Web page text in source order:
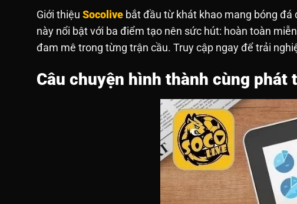
Giới thiệu Socolive bắt đầu từ khát khao mang bóng đá
này nổi bật với ba điểm tạo nên sức hút: hoàn toàn
đam mê trong từng trận cầu. Truy cập ngay để trải
Câu chuyện hình thành cùng phát